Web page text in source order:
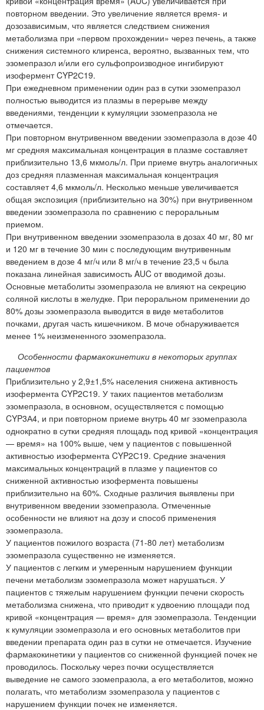
повторном введении. Это увеличение является время- и
дозозависимым, что является следствием снижения
метаболизма при «первом прохождении» через печень, а также
снижения системного клиренса, вероятно, вызванных тем, что
эзомепразол и/или его сульфопроизводное ингибируют
изофермент CYP2С19.
При ежедневном применении один раз в сутки эзомепразол
полностью выводится из плазмы в перерыве между
введениями, тенденции к кумуляции эзомепразола не
отмечается.
При повторном внутривенном введении эзомепразола в дозе 40
мг средняя максимальная концентрация в плазме составляет
приблизительно 13,6 мкмоль/л. При приеме внутрь аналогичных
доз средняя плазменная максимальная концентрация
составляет 4,6 мкмоль/л. Несколько меньше увеличивается
общая экспозиция (приблизительно на 30%) при внутривенном
введении эзомепразола по сравнению с пероральным
приемом.
При внутривенном введении эзомепразола в дозах 40 мг, 80 мг
и 120 мг в течение 30 мин с последующим внутривенным
введением в дозе 4 мг/ч или 8 мг/ч в течение 23,5 ч была
показана линейная зависимость AUC от вводимой дозы.
Основные метаболиты эзомепразола не влияют на секрецию
соляной кислоты в желудке. При пероральном применении до
80% дозы эзомепразола выводится в виде метаболитов
почками, другая часть кишечником. В моче обнаруживается
менее 1% неизмененного эзомепразола.
Особенности фармакокинетики в некоторых группах
пациентов
Приблизительно у 2,9±1,5% населения снижена активность
изофермента CYP2С19. У таких пациентов метаболизм
эзомепразола, в основном, осуществляется с помощью
CYP3А4, и при повторном приеме внутрь 40 мг эзомепразола
однократно в сутки средняя площадь под кривой «концентрация
— время» на 100% выше, чем у пациентов с повышенной
активностью изофермента CYP2С19. Средние значения
максимальных концентраций в плазме у пациентов со
сниженной активностью изофермента повышены
приблизительно на 60%. Сходные различия выявлены при
внутривенном введении эзомепразола. Отмеченные
особенности не влияют на дозу и способ применения
эзомепразола.
У пациентов пожилого возраста (71-80 лет) метаболизм
эзомепразола существенно не изменяется.
У пациентов с легким и умеренным нарушением функции
печени метаболизм эзомепразола может нарушаться. У
пациентов с тяжелым нарушением функции печени скорость
метаболизма снижена, что приводит к удвоению площади под
кривой «концентрация — время» для эзомепразола. Тенденции
к кумуляции эзомепразола и его основных метаболитов при
введении препарата один раз в сутки не отмечается. Изучение
фармакокинетики у пациентов со сниженной функцией почек не
проводилось. Поскольку через почки осуществляется
выведение не самого эзомепразола, а его метаболитов, можно
полагать, что метаболизм эзомепразола у пациентов с
нарушением функции почек не изменяется.